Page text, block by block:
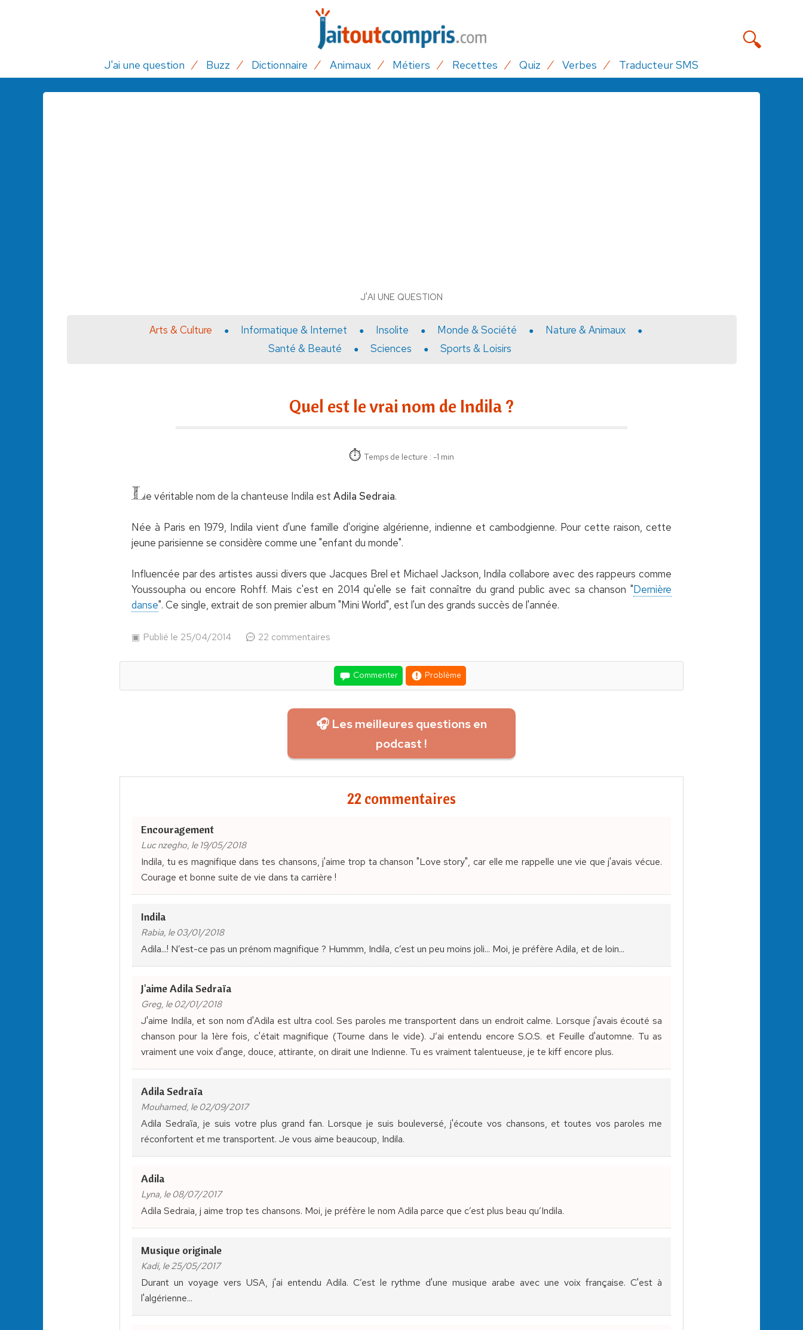
J'ai une question Buzz Dictionnaire Animaux Métiers Recettes Quiz Verbes Traducteur SMS
J'AI UNE QUESTION
Arts & Culture Informatique & Internet Insolite Monde & Société
Nature & Animaux
Santé & Beauté
Sciences Sports & Loisirs
Quel est le vrai nom de Indila ?
Temps de lecture : -1 min
Le véritable nom de la chanteuse Indila est Adila Sedraia.
Née à Paris en 1979, Indila vient d'une famille d'origine algérienne, indienne et cambodgienne. Pour cette raison, cette
jeune parisienne se considère comme une "enfant du monde".
Influencée par des artistes aussi divers que Jacques Brel et Michael Jackson, Indila collabore avec des rappeurs comme
Youssoupha ou encore Rohff. Mais c'est en 2014 qu'elle se fait connaître du grand public avec sa chanson "Dernière
danse". Ce single, extrait de son premier album "Mini World", est l'un des grands succès de l'année.
Publié le 25/04/2014 22 commentaires
Commenter Problème
🎧 Les meilleures questions en
podcast !
22 commentaires
Encouragement
Luc nzegho, le 19/05/2018
Indila, tu es magnifique dans tes chansons, j'aime trop ta chanson "Love story", car elle me rappelle une vie que j'avais vécue.
Courage et bonne suite de vie dans ta carrière !
Indila
Rabia, le 03/01/2018
Adila...! N’est-ce pas un prénom magnifique ? Hummm, Indila, c’est un peu moins joli... Moi, je préfère Adila, et de loin...
J'aime Adila Sedraïa
Greg, le 02/01/2018
J'aime Indila, et son nom d'Adila est ultra cool. Ses paroles me transportent dans un endroit calme. Lorsque j'avais écouté sa
chanson pour la 1ère fois, c'était magnifique (Tourne dans le vide). J’ai entendu encore S.O.S. et Feuille d'automne. Tu as
vraiment une voix d'ange, douce, attirante, on dirait une Indienne. Tu es vraiment talentueuse, je te kiff encore plus.
Adila Sedraïa
Mouhamed, le 02/09/2017
Adila Sedraïa, je suis votre plus grand fan. Lorsque je suis bouleversé, j'écoute vos chansons, et toutes vos paroles me
réconfortent et me transportent. Je vous aime beaucoup, Indila.
Adila
Lyna, le 08/07/2017
Adila Sedraia, j aime trop tes chansons. Moi, je préfère le nom Adila parce que c’est plus beau qu’Indila.
Musique originale
Kadi, le 25/05/2017
Durant un voyage vers USA, j'ai entendu Adila. C’est le rythme d'une musique arabe avec une voix française. C'est à
l'algérienne...